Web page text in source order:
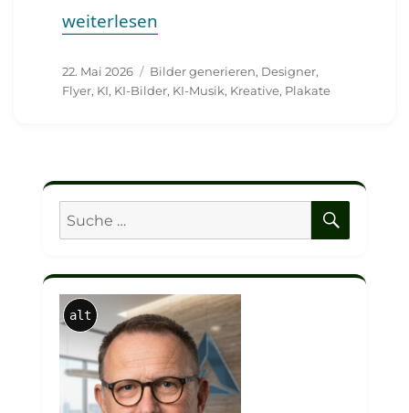
„Wer hat den KI-Schuss noch nicht
weiterlesen
Veröffentlicht
am
22. Mai 2026 Schlagwörter
Bilder generieren, Designer,
Flyer, KI, KI-Bilder, KI-Musik, Kreative, Plakate
Suche
nach:
alt